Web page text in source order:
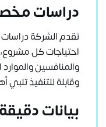
دراسات
تقدم الشركة
احتياجات كل
والمنافسين
وقابلة للتنفيذ
بيانات